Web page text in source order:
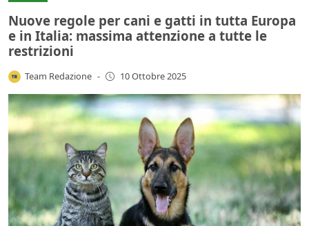
Nuove regole per cani e gatti in tutta Europa
e in Italia: massima attenzione a tutte le
restrizioni
Team Redazione - 10 Ottobre 2025